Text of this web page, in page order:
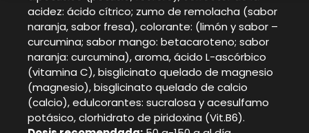
acidez: ácido cítrico; zumo de remolacha (sabor
naranja, sabor fresa), colorante: (limón y sabor –
curcumina; sabor mango: betacaroteno; sabor
naranja: curcumina), aroma, ácido L-ascórbico
(vitamina C), bisglicinato quelado de magnesio
(magnesio), bisglicinato quelado de calcio
(calcio), edulcorantes: sucralosa y acesulfamo
potásico, clorhidrato de piridoxina (Vit.B6).